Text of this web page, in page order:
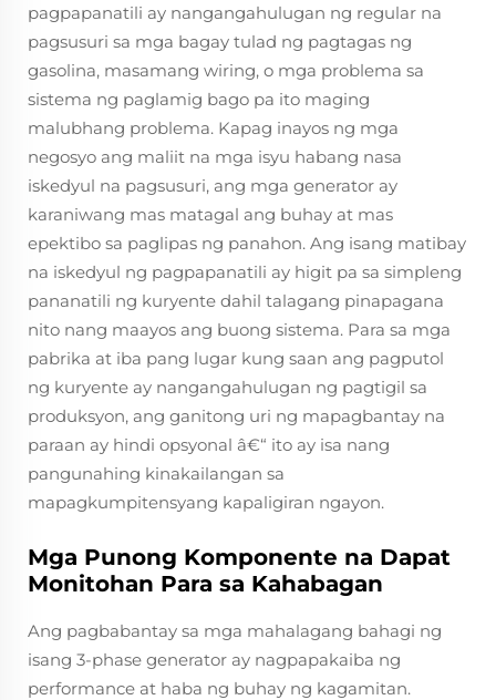
pagpapanatili ay nangangahulugan ng regular na
pagsusuri sa mga bagay tulad ng pagtagas ng
gasolina, masamang wiring, o mga problema sa
sistema ng paglamig bago pa ito maging
malubhang problema. Kapag inayos ng mga
negosyo ang maliit na mga isyu habang nasa
iskedyul na pagsusuri, ang mga generator ay
karaniwang mas matagal ang buhay at mas
epektibo sa paglipas ng panahon. Ang isang matibay
na iskedyul ng pagpapanatili ay higit pa sa simpleng
pananatili ng kuryente dahil talagang pinapagana
nito nang maayos ang buong sistema. Para sa mga
pabrika at iba pang lugar kung saan ang pagputol
ng kuryente ay nangangahulugan ng pagtigil sa
produksyon, ang ganitong uri ng mapagbantay na
paraan ay hindi opsyonal â€“ ito ay isa nang
pangunahing kinakailangan sa
mapagkumpitensyang kapaligiran ngayon.
Mga Punong Komponente na Dapat
Monitohan Para sa Kahabagan
Ang pagbabantay sa mga mahalagang bahagi ng
isang 3-phase generator ay nagpapakaiba ng
performance at haba ng buhay ng kagamitan.